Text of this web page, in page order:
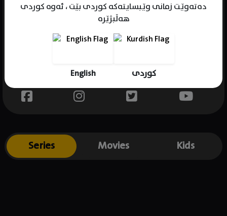
دەتەوێت زمانی وێبسایتەکە کوردی بێت ، ئەوە کوردی
هەڵبژێرە
English کوردی
Gender : female
Place of birth : Iran
Series Movies Kids